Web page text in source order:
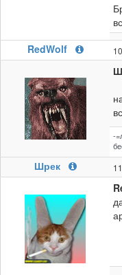
RedWolf
-
Шрек